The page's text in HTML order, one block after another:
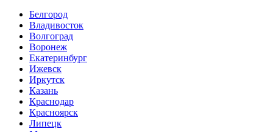
Белгород
Владивосток
Волгоград
Воронеж
Екатеринбург
Ижевск
Иркутск
Казань
Краснодар
Красноярск
Липецк